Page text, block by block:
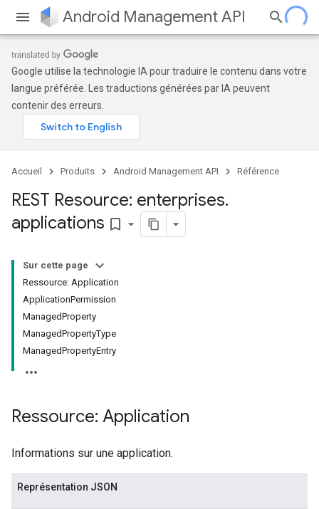
Android Management API
Google utilise la technologie IA pour traduire le contenu dans votre
langue préférée. Les traductions générées par IA peuvent
contenir des erreurs.
Accueil Produits Android Management API Référence
REST Resource: enterprises.
applications bookmark_border
Sur cette page
Ressource: Application
ApplicationPermission
ManagedProperty
ManagedPropertyType
ManagedPropertyEntry
Ressource: Application
Informations sur une application.
Représentation JSON